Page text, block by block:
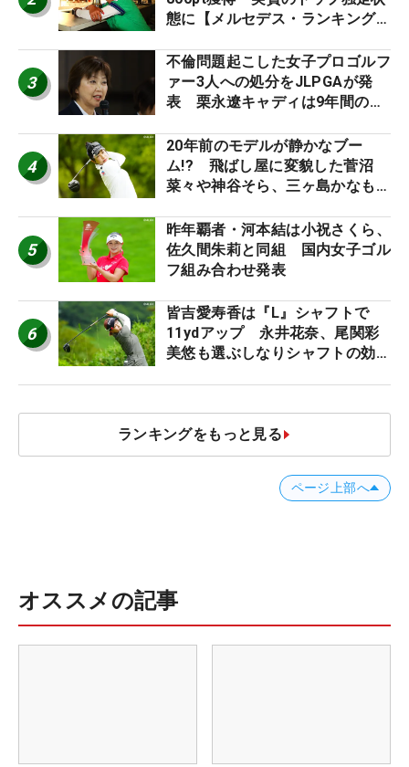
態に【メルセデス・ランキング番
3
不倫問題起こした女子プロゴルフ
ァー3人への処分をJLPGAが発
表 栗永遼キャディは9年間の立
4
20年前のモデルが静かなブー
ム!? 飛ばし屋に変貌した菅沼
菜々や神谷そら、三ヶ島かなも使
ロたちの“飛ばしギア”】
5
昨年覇者・河本結は小祝さくら、
佐久間朱莉と同組 国内女子ゴル
フ組み合わせ発表
6
皆吉愛寿香は『L』シャフトで
11ydアップ 永井花奈、尾関彩
美悠も選ぶしなりシャフトの効果
ランキングをもっと見る
ページ上部へ
オススメの記事